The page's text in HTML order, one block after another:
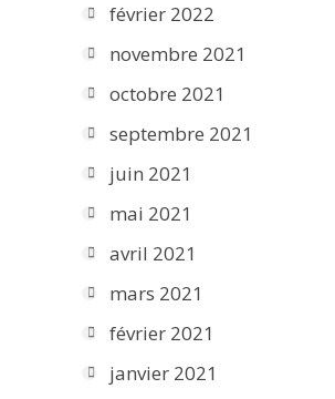
février 2022
novembre 2021
octobre 2021
septembre 2021
juin 2021
mai 2021
avril 2021
mars 2021
février 2021
janvier 2021